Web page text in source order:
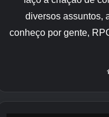
Você pode
paisagem
tamanho e cor
for a pontos em
profunda, você
diversos assuntos,
conheço por gente,